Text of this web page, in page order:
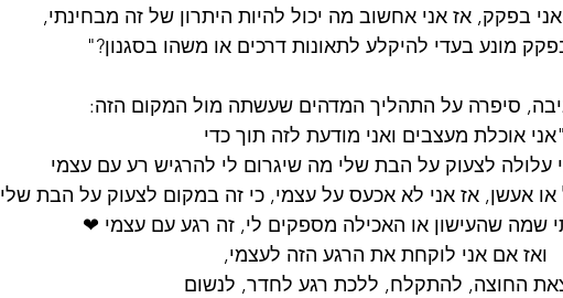
בפקק, אז אני אחשוב מה יכול להיות היתרון של זה מבחינתי,
מונע בעדי להיקלע לתאונות דרכים או משהו בסגנון?"
סיפרה על התהליך המדהים שעשתה מול המקום הזה:
"אני אוכלת מעצבים ואני מודעת לזה תוך כדי
עלולה לצעוק על הבת שלי מה שיגרום לי להרגיש רע עם עצמי
אעשן, אז אני לא אכעס על עצמי, כי זה במקום לצעוק על הבת שלי
שמה שהעישון או האכילה מספקים לי, זה רגע עם עצמי ❤
ואז אם אני לוקחת את הרגע הזה לעצמי,
החוצה, להתקלח, ללכת רגע לחדר, לנשום